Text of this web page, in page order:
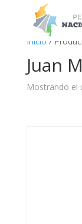
Inicio /
Juan
Mostrando el